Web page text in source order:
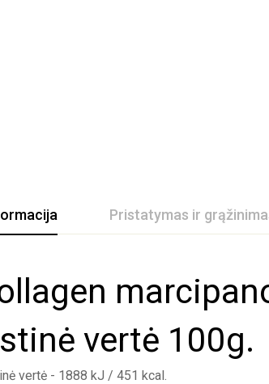
Pristatymas ir
vertė 100g.
vertė - 1888 kJ / 451 kcal.